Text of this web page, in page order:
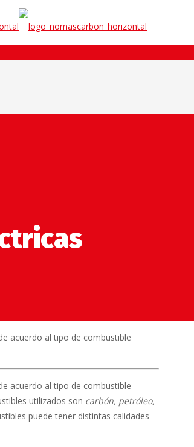
acuerdo al tipo de combustible
acuerdo al tipo de combustible
utilizados son carbón, petróleo,
puede tener distintas calidades